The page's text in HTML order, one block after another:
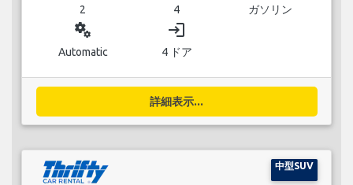
2 4 ガソリン
miscellaneous_services
Automatic
login
4 ドア
詳細表示...
中型SUV